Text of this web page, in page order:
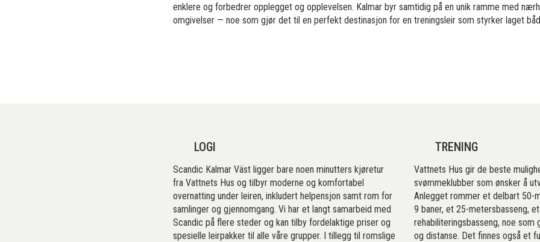
enklere og forbedrer opplegget og opplevelsen. Kalmar byr samtidig på en unik ramme med
omgivelser — noe som gjør det til en perfekt destinasjon for en treningsleir som styrker laget
LOGI
Scandic Kalmar Väst ligger bare noen minutters kjøretur
fra Vattnets Hus og tilbyr moderne og komfortabel
overnatting under leiren, inkludert helpensjon samt rom for
samlinger og gjennomgang. Vi har et langt samarbeid med
Scandic på flere steder og kan tilby fordelaktige priser og
spesielle leirpakker til alle våre grupper. I tillegg til romslige
TRENING
Vattnets Hus gir de beste
svømmeklubber som ønsker å
Anlegget rommer et delbart 50-
9 baner, et 25-metersbasseng,
rehabiliteringsbasseng, noe som
og distanse. Det finnes også et